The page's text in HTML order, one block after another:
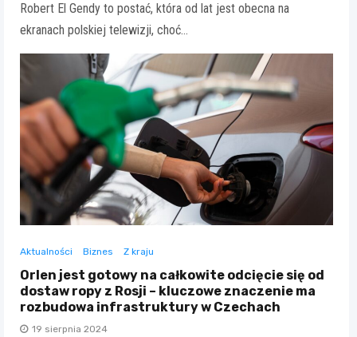
Robert El Gendy to postać, która od lat jest obecna na
ekranach polskiej telewizji, choć…
Aktualności Biznes Z kraju
Orlen jest gotowy na całkowite odcięcie się od
dostaw ropy z Rosji – kluczowe znaczenie ma
rozbudowa infrastruktury w Czechach
19 sierpnia 2024